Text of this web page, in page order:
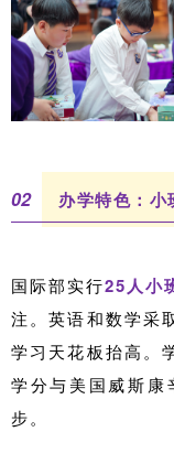
02 办学特色：小
国际部实行25人小
注。英语和数学采
学习天花板抬高。
学分与美国威斯
步。